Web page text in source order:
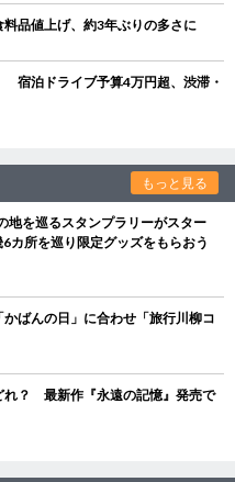
品値上げ、約3年ぶりの多さに
宿泊ドライブ予算4万円超、渋滞・
もっと見る
地を巡るスタンプラリーがスター
カ所を巡り限定グッズをもらおう
ばんの日」に合わせ「旅行川柳コ
れ？ 最新作『永遠の記憶』発売で